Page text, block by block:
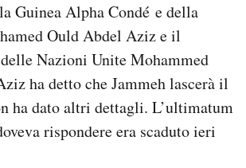
Guinea Alpha Condé e della
Ould Abdel Aziz e il
Nazioni Unite Mohammed
ha detto che Jammeh lascerà il
ha dato altri dettagli. L’ultimatum
rispondere era scaduto ieri